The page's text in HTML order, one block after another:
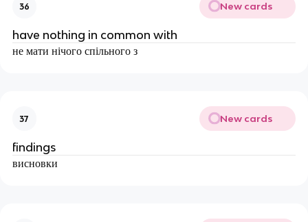
36 New cards
have nothing in common with
не мати нічого спільного з
37 New cards
findings
висновки